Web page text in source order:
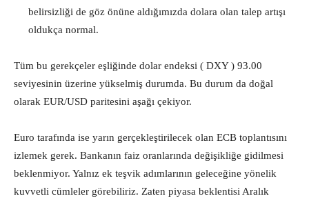
belirsizliği de göz önüne aldığımızda dolara olan talep artışı
oldukça normal.
Tüm bu gerekçeler eşliğinde dolar endeksi ( DXY ) 93.00
seviyesinin üzerine yükselmiş durumda. Bu durum da doğal
olarak EUR/USD paritesini aşağı çekiyor.
Euro tarafında ise yarın gerçekleştirilecek olan ECB toplantısını
izlemek gerek. Bankanın faiz oranlarında değişikliğe gidilmesi
beklenmiyor. Yalnız ek teşvik adımlarının geleceğine yönelik
kuvvetli cümleler görebiliriz. Zaten piyasa beklentisi Aralık